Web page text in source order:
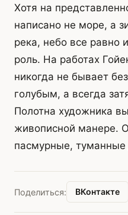
Хотя на
написано не море, а
река, небо все равно
роль. На работах
никогда не бывает
голубым, а всегда
Полотна художника
живописной манере.
пасмурные, туманные
Поделиться: ВКонтакте